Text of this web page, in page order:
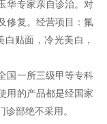
专家亲自诊治。对
修复。经营项目：氟
贴面，冷光美白，
一所三级甲等专科
用的产品都是经国家
部绝不采用。